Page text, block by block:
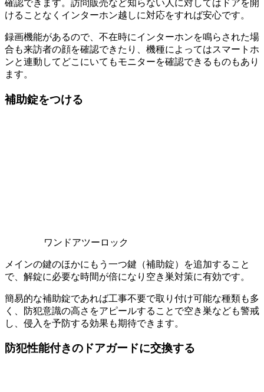
確認できます。訪問販売など知らない人に対してはドアを開
けることなくインターホン越しに対応をすれば安心です。
録画機能があるので、不在時にインターホンを鳴らされた場
合も来訪者の顔を確認できたり、機種によってはスマートホ
ンと連動してどこにいてもモニターを確認できるものもあり
ます。
補助錠をつける
ワンドアツーロック
メインの鍵のほかにもう一つ鍵（補助錠）を追加すること
で、解錠に必要な時間が倍になり空き巣対策に有効です。
簡易的な補助錠であれば工事不要で取り付け可能な種類も多
く、防犯意識の高さをアピールすることで空き巣なども警戒
し、侵入を予防する効果も期待できます。
防犯性能付きのドアガードに交換する